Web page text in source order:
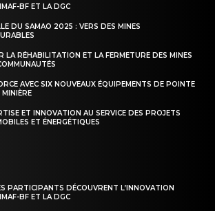
BF ET LA DGC
DU SAMAO 2025 : VERS DES MINES
LA RÉHABILITATION ET LA FERMETURE DES MINES
AVEC SIX NOUVEAUX ÉQUIPEMENTS DE POINTE
ET INNOVATION AU SERVICE DES PROJETS
ET ÉNERGÉTIQUES
PARTICIPANTS DÉCOUVRENT L’INNOVATION
BF ET LA DGC